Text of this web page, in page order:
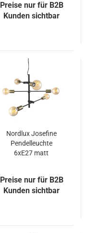
10402/01/30
Preise nur für B2B
Kunden sichtbar
Nordlux Josefine
Pendelleuchte
6xE27 matt
Preise nur für B2B
Kunden sichtbar